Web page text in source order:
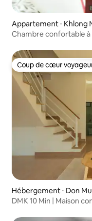
Appartement ⋅ Khlong
Chambre confortable
Coup de cœur
Coup de cœur
Hébergement ⋅ Don
DMK 10 Min | Maison